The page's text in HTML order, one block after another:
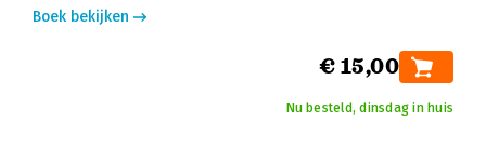
Boek bekijken
€ 15,00
Nu besteld, dinsdag in huis